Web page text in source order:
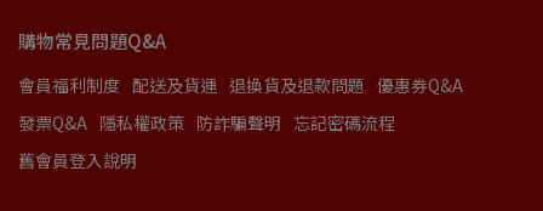
購物常見問題Q&A
會員福利制度 配送及貨運 退換貨及退款問題 優惠券Q&A
發票Q&A 隱私權政策 防詐騙聲明 忘記密碼流程
舊會員登入說明